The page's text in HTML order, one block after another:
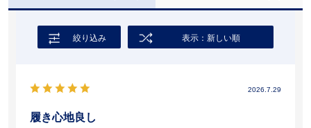
絞り込み 表示：新しい順
2026.7.29
履き心地良し